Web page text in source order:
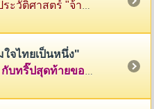
ฟังละครวิทยุอิงประวัติศาสตร์ "จ้าวสามแผ่นดิน" เรื่องราวของสามกษัตริย์ผู้ยิ่งใหญ่แห่งสามแคว้น พ่อขุนรามคำแหง แห่งสุโขทัย พญามังราย แห่งหิรัญนครเงินยาง และพญางำเมือง แห่งภูกามยาว
จไทยเป็นหนึ่ง"
แล้วก็มาถึงจริงๆ กับทริ๊ปสุดท้ายของรายการ "รวมใจไทยเป็นหนึ่ง" ที่เต็มไปด้วยความสนุกสนานและความตรึงใจ คลุกเคล้าด้วยกับเสียงหัวเราะและร้องไห้ นำภาพมาฝากกันพอเลาๆ ในบ้านรังสิมันต์แห่งนี้ครับ แต่ถ้าอยากดูต่อ ก็คลิ๊กดูใต้ภาพในบทความได้เลยครับ